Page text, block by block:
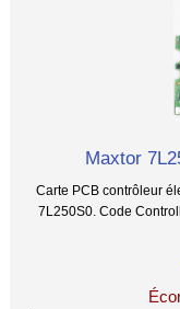
Maxtor
Carte PCB contrôleur
7L250S0. Code